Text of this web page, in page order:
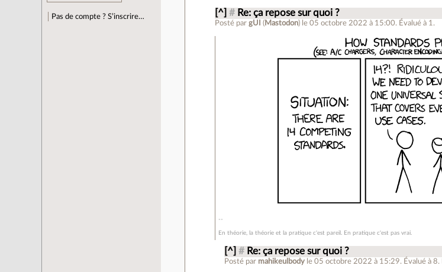
Pas de compte ? S’inscrire… [^] # Re: ça repose sur quoi ?
Posté pargUI ( Mastodon) le 05 octobre 2022 à 15:00. Évalué à 1 .
En théorie, la théorie et la pratique c'est pareil. En pratique c'est pas vrai.
[^] # Re: ça repose sur quoi ?
Posté par mahikeulbody le 05 octobre 2022 à 15:29. Évalué à8.